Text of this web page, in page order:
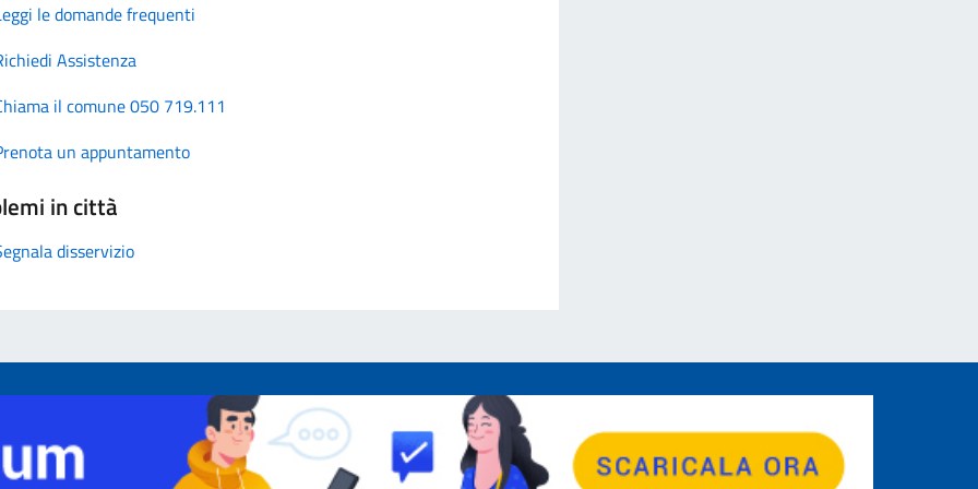
le domande frequenti
Assistenza
il comune 050 719.111
un appuntamento
in città
disservizio